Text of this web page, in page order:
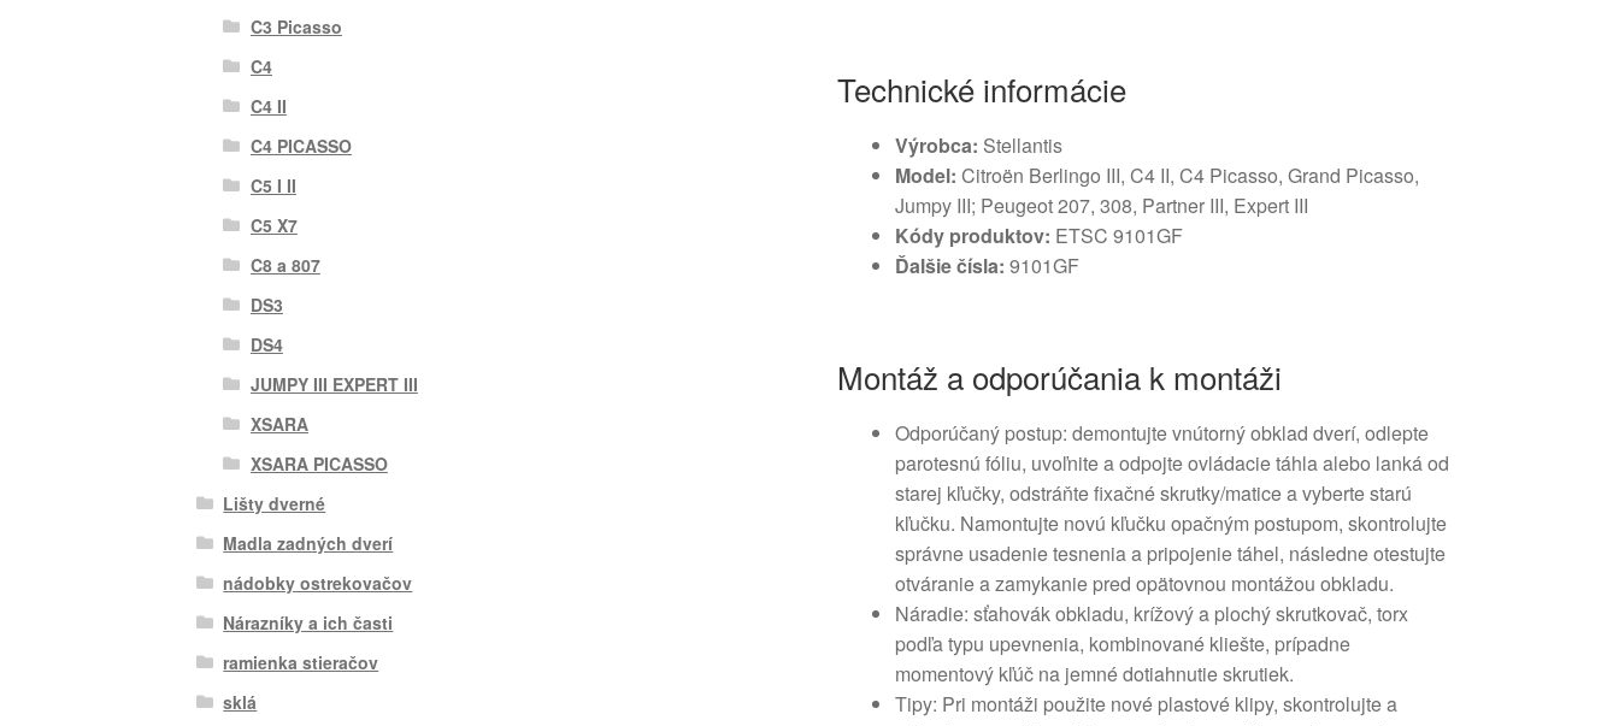
Technické informácie
Výrobca: Stellantis
Model: Citroën Berlingo III, C4 II, C4 Picasso, Grand Picasso,
Jumpy III; Peugeot 207, 308, Partner III, Expert III
Kódy produktov: ETSC 9101GF
Ďalšie čísla: 9101GF
Montáž a odporúčania k montáži
Odporúčaný postup: demontujte vnútorný obklad dverí, odlepte
parotesnú fóliu, uvoľnite a odpojte ovládacie táhla alebo lanká od
starej kľučky, odstráňte fixačné skrutky/matice a vyberte starú
kľučku. Namontujte novú kľučku opačným postupom, skontrolujte
správne usadenie tesnenia a pripojenie táhel, následne otestujte
otváranie a zamykanie pred opätovnou montážou obkladu.
Náradie: sťahovák obkladu, krížový a plochý skrutkovač, torx
podľa typu upevnenia, kombinované kliešte, prípadne
momentový kľúč na jemné dotiahnutie skrutiek.
Tipy: Pri montáži použite nové plastové klipy, skontrolujte a
C3 Picasso
C4
C4 II
C4 PICASSO
C5 I II
C5 X7
C8 a 807
DS3
DS4
JUMPY III EXPERT III
XSARA
XSARA PICASSO
Lišty dverné
Madla zadných dverí
nádobky ostrekovačov
Nárazníky a ich časti
ramienka stieračov
sklá